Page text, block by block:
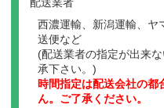
西濃運輸、新潟運輸、ヤ
送便など
(配送業者の指定が出来
承下さい。)
時間指定は配送会社の都
ん。ご了承ください。